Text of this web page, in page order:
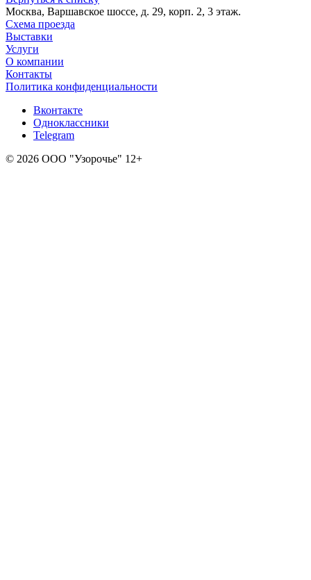
Москва, Варшавское шоссе, д. 29, корп. 2, 3 этаж.
Схема проезда
Выставки
Услуги
О компании
Контакты
Политика конфиденциальности
Вконтакте
Одноклассники
Telegram
© 2026 ООО "Узорочье" 12+